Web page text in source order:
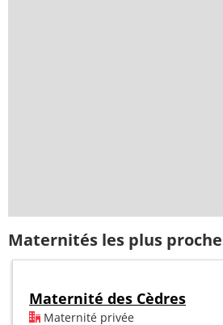
Maternités les plus
Maternité des Cèdres
Maternité privée